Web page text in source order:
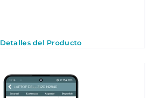
Detalles del Producto